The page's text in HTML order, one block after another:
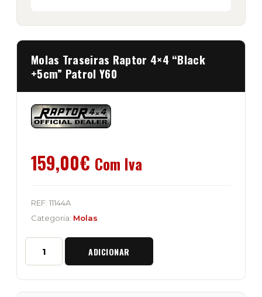
Molas Traseiras Raptor 4×4 “Black
+5cm” Patrol Y60
159,00€ Com Iva
REF: 11144A
Categoria: Molas
Quantidade
Molas
ADICIONAR